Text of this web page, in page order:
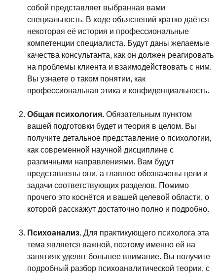
собой представляет выбранная вами
специальность. В ходе объяснений кратко даётся
некоторая её история и профессиональные
компетенции специалиста. Будут даны желаемые
качества консультанта, как он должен реагировать
на проблемы клиента и взаимодействовать с ним.
Вы узнаете о таком понятии, как
профессиональная этика и конфиденциальность.
Общая психология. Обязательным пунктом
вашей подготовки будет и теория в целом. Вы
получите детальное представление о психологии,
как современной научной дисциплине с
различными направлениями. Вам будут
представлены они, а главное обозначены цели и
задачи соответствующих разделов. Помимо
прочего это коснётся и вашей целевой области, о
которой расскажут достаточно полно и подробно.
Психоанализ. Для практикующего психолога эта
тема является важной, поэтому именно ей на
занятиях уделят большее внимание. Вы получите
подробный разбор психоаналитической теории, с